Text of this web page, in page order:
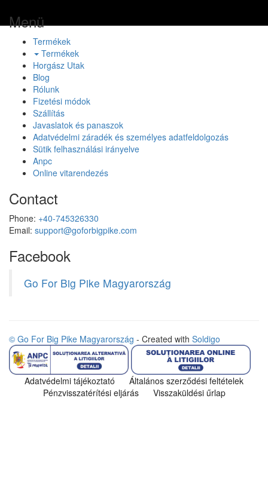
Menü
Termékek
Termékek
Horgász Utak
Blog
Rólunk
Fizetési módok
Szállítás
Javaslatok és panaszok
Adatvédelmi záradék és személyes adatfeldolgozás
Sütik felhasználási irányelve
Anpc
Online vitarendezés
Contact
Phone: +40-745326330
Email: support@goforbigpike.com
Facebook
Go For Big Pike Magyarország
© Go For Big Pike Magyarország - Created with Soldigo
Adatvédelmi tájékoztató
Általános szerződési feltételek
Pénzvisszatérítési eljárás
Visszaküldési űrlap